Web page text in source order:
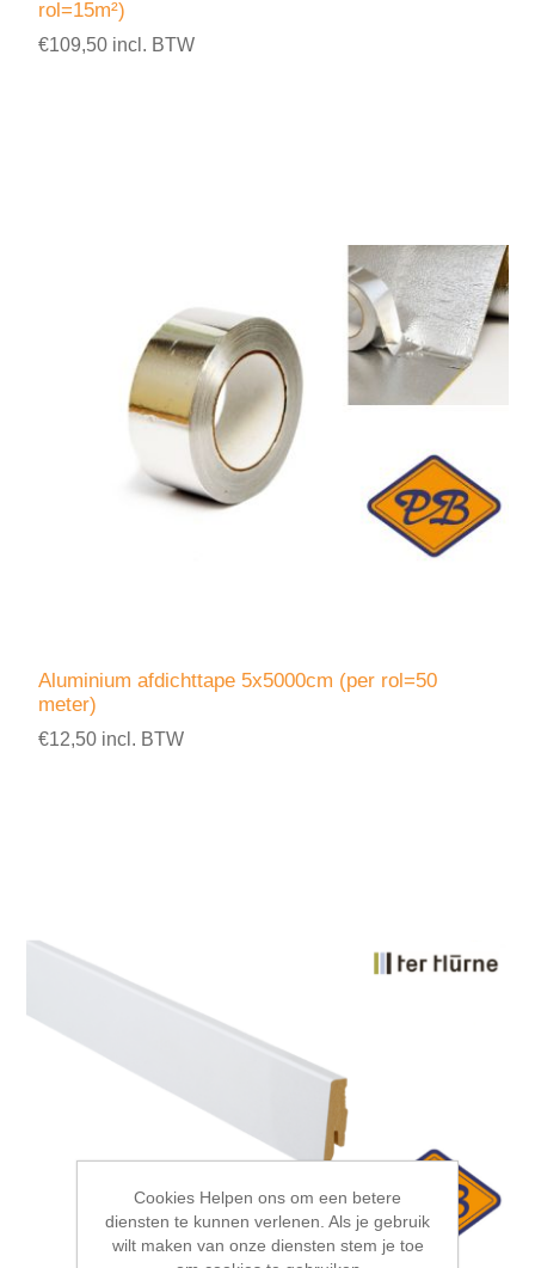
rol=15m²)
€109,50 incl. BTW
Aluminium afdichttape 5x5000cm (per rol=50
meter)
€12,50 incl. BTW
Cookies Helpen ons om een betere
diensten te kunnen verlenen. Als je gebruik
wilt maken van onze diensten stem je toe